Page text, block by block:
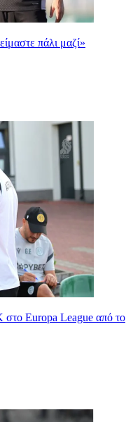
πάλι μαζί»
στο Europa League από το